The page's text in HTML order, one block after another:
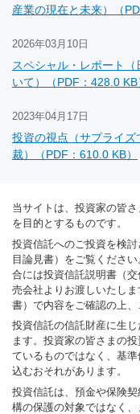
産業の現在と未来）（
2026年03月10日
スペシャル・レポート
いて）（PDF：428.0 KB
2023年04月17日
投資の視点（サプライ
裁）（PDF：610.0 KB）
当サイトは、投資家の皆
を目的とするものです。
投資信託へのご投資を検
目論見書）をご覧くださ
合には投資信託説明書（
売会社よりお渡しいたし
書）で内容をご確認の上、
投資信託の信託財産に生
ます。投資家の皆さまの
ているものではなく、基
込むおそれがあります。
投資信託は、預金や保険
構の保護の対象ではなく